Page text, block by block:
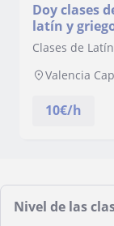
Doy clases
latín y
arte, Inglés
Clases de
Valencia
10€/h
Nivel de las